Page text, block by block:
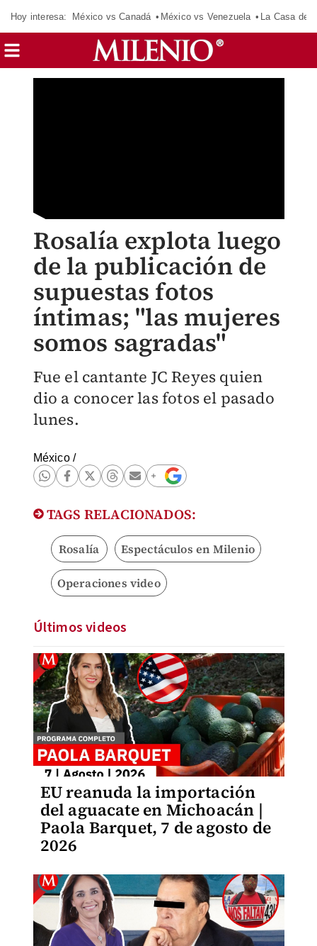
Hoy interesa: México vs Canadá México vs Venezuela La Casa de
Rosalía explota luego
de la publicación de
supuestas fotos
íntimas; "las mujeres
somos sagradas"
Fue el cantante JC Reyes quien
dio a conocer las fotos el pasado
lunes.
México/
TAGS RELACIONADOS:
Rosalía Espectáculos en Milenio
Operaciones video
Últimos videos
EU reanuda la importación
del aguacate en Michoacán |
Paola Barquet, 7 de agosto de
2026